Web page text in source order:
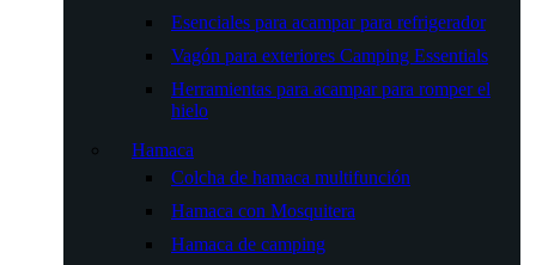
Esenciales para acampar para refrigerador
Vagón para exteriores Camping Essentials
Herramientas para acampar para romper el
hielo
Hamaca
Colcha de hamaca multifunción
Hamaca con Mosquitera
Hamaca de camping